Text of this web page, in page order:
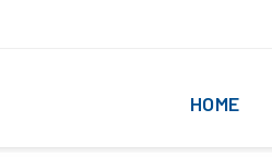
HOME